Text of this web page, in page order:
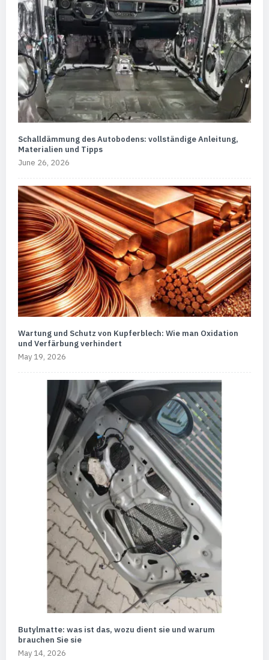
Schalldämmung des Autobodens: vollständige Anleitung,
Materialien und Tipps
June 26, 2026
Wartung und Schutz von Kupferblech: Wie man Oxidation
und Verfärbung verhindert
May 19, 2026
Butylmatte: was ist das, wozu dient sie und warum
brauchen Sie sie
May 14, 2026